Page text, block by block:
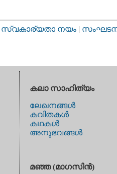
സ്വകാര്യതാ നയം |
കലാ സാഹിത്യം
ലേഖനങ്ങള്‍
കവിതകള്‍
കഥകള്‍
അനുഭവങ്ങള്‍
മഞ്ഞ (മാഗസിന്‍)